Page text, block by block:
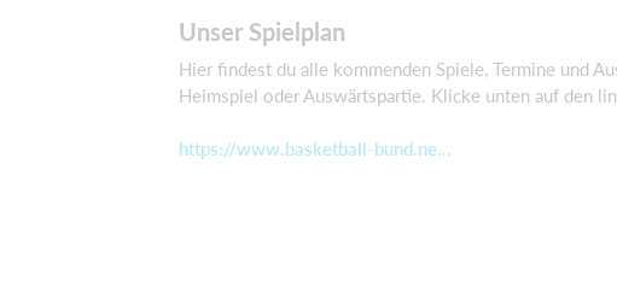
Unser Spielplan
Hier findest du alle kommenden Spiele, Termine und
Heimspiel oder Auswärtspartie. Klicke unten auf den
https://www.basketball-bund.ne...